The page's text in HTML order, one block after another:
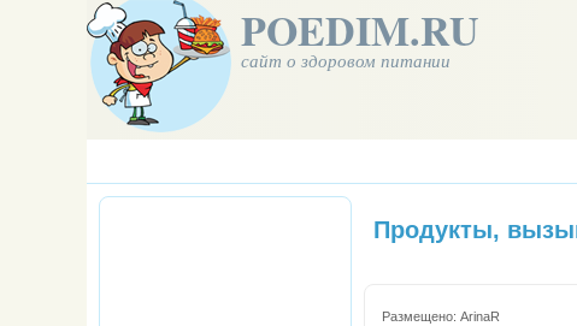
POEDIM.RU
сайт о здоровом питании
Продукты,
Размещено: ArinaR